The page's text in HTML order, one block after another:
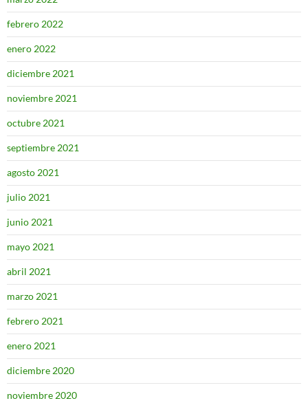
febrero 2022
enero 2022
diciembre 2021
noviembre 2021
octubre 2021
septiembre 2021
agosto 2021
julio 2021
junio 2021
mayo 2021
abril 2021
marzo 2021
febrero 2021
enero 2021
diciembre 2020
noviembre 2020